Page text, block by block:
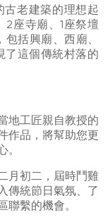
古老建築的理想起
座寺廟、1座祭壇
括興廟、西廟、
了這個傳統村落的
地工匠親自教授的
作品，將幫助您更
。
月初二，屆時鬥雞
傳統節日氣氛、了
聯繫的機會。